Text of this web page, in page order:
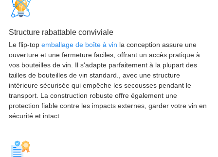
Structure rabattable conviviale
Le flip-top emballage de boîte à vin la conception assure une
ouverture et une fermeture faciles, offrant un accès pratique à
vos bouteilles de vin. Il s'adapte parfaitement à la plupart des
tailles de bouteilles de vin standard., avec une structure
intérieure sécurisée qui empêche les secousses pendant le
transport. La construction robuste offre également une
protection fiable contre les impacts externes, garder votre vin en
sécurité et intact.